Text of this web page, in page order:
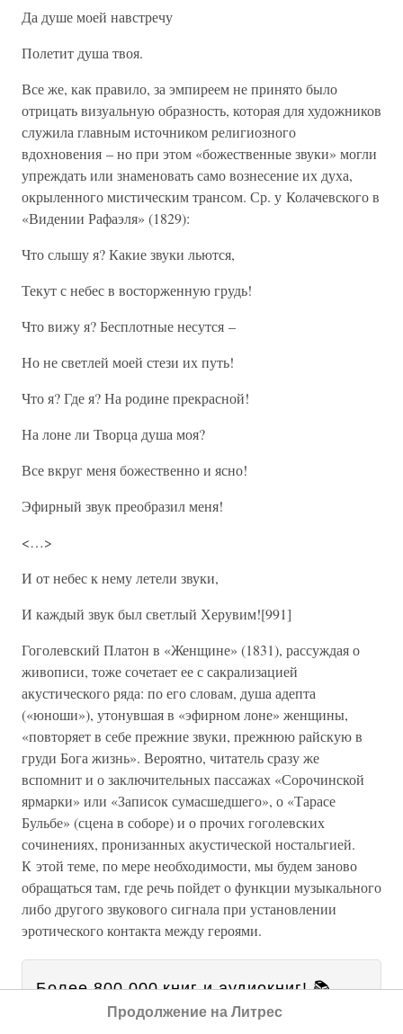
Да душе моей навстречу
Полетит душа твоя.
Все же, как правило, за эмпиреем не принято было
отрицать визуальную образность, которая для художников
служила главным источником религиозного
вдохновения – но при этом «божественные звуки» могли
упреждать или знаменовать само вознесение их духа,
окрыленного мистическим трансом. Ср. у Колачевского в
«Видении Рафаэля» (1829):
Что слышу я? Какие звуки льются,
Текут с небес в восторженную грудь!
Что вижу я? Бесплотные несутся –
Но не светлей моей стези их путь!
Что я? Где я? На родине прекрасной!
На лоне ли Творца душа моя?
Все вкруг меня божественно и ясно!
Эфирный звук преобразил меня!
<…>
И от небес к нему летели звуки,
И каждый звук был светлый Херувим![991]
Гоголевский Платон в «Женщине» (1831), рассуждая о
живописи, тоже сочетает ее с сакрализацией
акустического ряда: по его словам, душа адепта
(«юноши»), утонувшая в «эфирном лоне» женщины,
«повторяет в себе прежние звуки, прежнюю райскую в
груди Бога жизнь». Вероятно, читатель сразу же
вспомнит и о заключительных пассажах «Сорочинской
ярмарки» или «Записок сумасшедшего», о «Тарасе
Бульбе» (сцена в соборе) и о прочих гоголевских
сочинениях, пронизанных акустической ностальгией.
К этой теме, по мере необходимости, мы будем заново
обращаться там, где речь пойдет о функции музыкального
либо другого звукового сигнала при установлении
эротического контакта между героями.
Более 800 000 книг и аудиокниг! 📚
2 месяца Литрес Подписки в
Продолжение на Литрес